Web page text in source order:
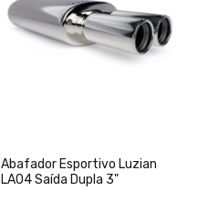
Abafador Esportivo Luzian
LA04 Saída Dupla 3"